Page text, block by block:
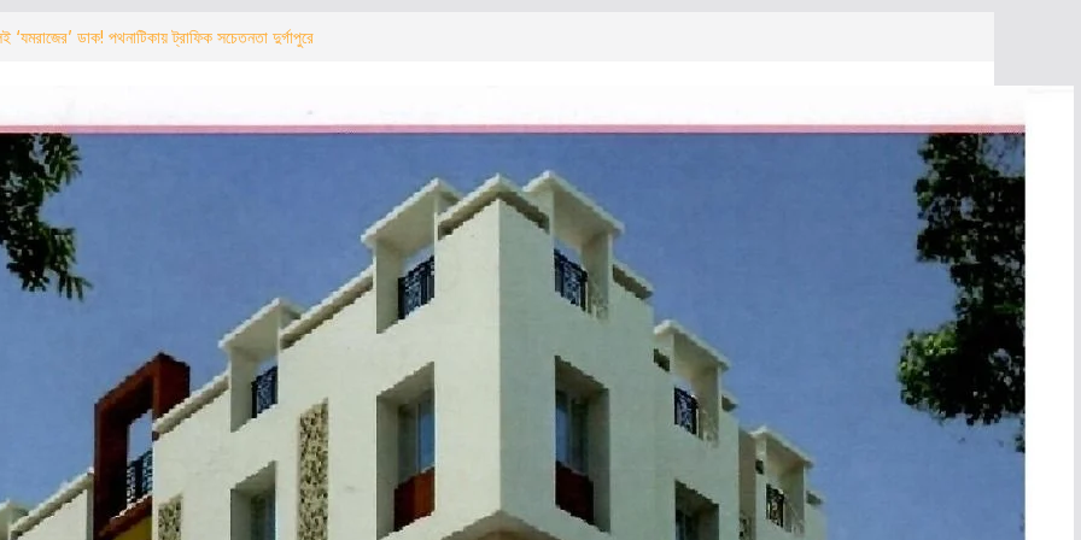
‘যমরাজের’ ডাক! পথনাটিকায় ট্রাফিক সচেতনতা দুর্গাপুরে
বুলডোজার অবৈধ নির্মাণ ভাঙার কাজ শুরু এনএইচএআইয়ের
সম্পর্ক অভিযান” সভায় ‘কয়লা মাফিয়া’র উপস্থিতি ঘিরে
पर ‘यमराज’ का बुलावा! नुक्कड़ नाटक के जरिए दुर्गापुर